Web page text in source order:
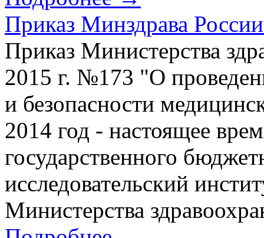
Приказ Минздрава
Приказ Министерства
2015 г. №173 "О
и безопасности
2014 год - настоящее
государственного
исследовательский
Министерства